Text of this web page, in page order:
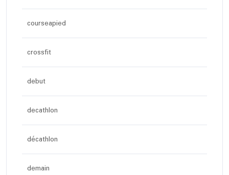
courseapied
crossfit
debut
decathlon
décathlon
demain